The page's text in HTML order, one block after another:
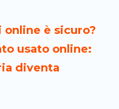
è sicuro?
usato online:
diventa